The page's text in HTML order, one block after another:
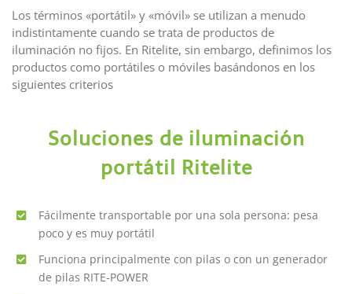
Los términos «portátil» y «móvil» se utilizan a menudo
indistintamente cuando se trata de productos de
iluminación no fijos. En Ritelite, sin embargo, definimos los
productos como portátiles o móviles basándonos en los
siguientes criterios
Soluciones de iluminación
portátil Ritelite
Fácilmente transportable por una sola persona: pesa
poco y es muy portátil
Funciona principalmente con pilas o con un generador
de pilas RITE-POWER